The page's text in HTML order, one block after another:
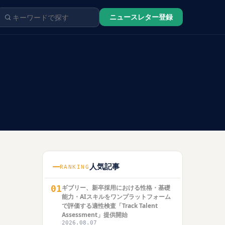
ニュースレター登録
RANKING 人気記事
01ギブリー、新卒採用における性格・基礎
能力・AIスキルをワンプラットフォーム
で評価する適性検査「Track Talent
Assessment」提供開始
2026.08.07